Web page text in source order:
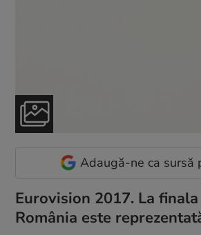
Adaugă-ne ca sursă
Eurovision 2017. La
România este